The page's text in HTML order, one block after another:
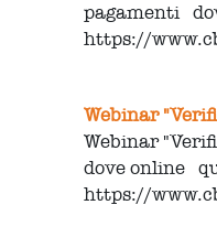
pagamenti
https://
Webinar
Webinar
dove online
https://